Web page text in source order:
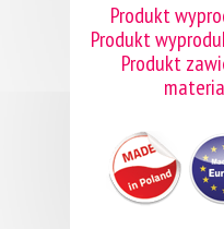
Produkt
Produkt
Produkt